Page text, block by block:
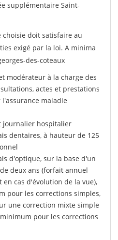
supplémentaire Saint-
choisie doit satisfaire au
exigé par la loi. A minima
des-coteaux
modérateur à la charge des
actes et prestations
maladie
journalier hospitalier
dentaires, à hauteur de 125
d'optique, sur la base d'un
deux ans (forfait annuel
cas d'évolution de la vue),
pour les corrections simples,
une correction mixte simple
pour les corrections